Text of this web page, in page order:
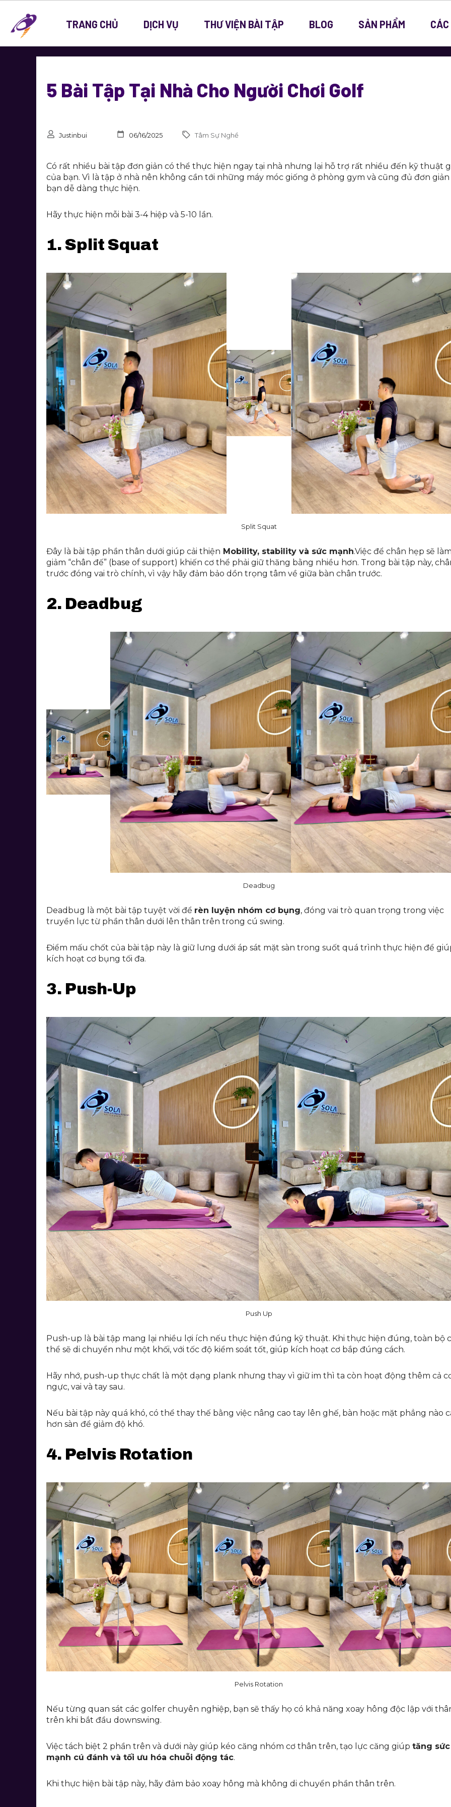
TRANG CHỦ DỊCH VỤ THƯ VIỆN BÀI TẬP BLOG SẢN PHẨM
5 Bài Tập Tại Nhà Cho Người Chơi Golf
Justinbui 06/16/2025 Tâm Sự Nghề
Có rất nhiều bài tập đơn giản có thể thực hiện ngay tại nhà nhưng lại hỗ trợ rất nhiều đến kỹ thuật
của bạn. Vì là tập ở nhà nên không cần tới những máy móc giống ở phòng gym và cũng đủ đơn
bạn dễ dàng thực hiện.
Hãy thực hiện mỗi bài 3-4 hiệp và 5-10 lần.
1. Split Squat
Split Squat
Đây là bài tập phần thân dưới giúp cải thiện Mobility, stability và sức mạnh.Việc để chân hẹp sẽ
giảm “chân đế” (base of support) khiến cơ thể phải giữ thăng bằng nhiều hơn. Trong bài tập này,
trước đóng vai trò chính, vì vậy hãy đảm bảo dồn trọng tâm về giữa bàn chân trước.
2. Deadbug
Deadbug
Deadbug là một bài tập tuyệt vời để rèn luyện nhóm cơ bụng, đóng vai trò quan trọng trong việc
truyền lực từ phần thân dưới lên thân trên trong cú swing.
Điểm mấu chốt của bài tập này là giữ lưng dưới áp sát mặt sàn trong suốt quá trình thực hiện để
kích hoạt cơ bụng tối đa.
3. Push-Up
Push Up
Push-up là bài tập mang lại nhiều lợi ích nếu thực hiện đúng kỹ thuật. Khi thực hiện đúng, toàn bộ
thể sẽ di chuyển như một khối, với tốc độ kiểm soát tốt, giúp kích hoạt cơ bắp đúng cách.
Hãy nhớ, push-up thực chất là một dạng plank nhưng thay vì giữ im thì ta còn hoạt động thêm cả
ngực, vai và tay sau.
Nếu bài tập này quá khó, có thể thay thế bằng việc nâng cao tay lên ghế, bàn hoặc mặt phẳng nào
hơn sàn để giảm độ khó.
4. Pelvis Rotation
Pelvis Rotation
Nếu từng quan sát các golfer chuyên nghiệp, bạn sẽ thấy họ có khả năng xoay hông độc lập với
trên khi bắt đầu downswing.
Việc tách biệt 2 phần trên và dưới này giúp kéo căng nhóm cơ thân trên, tạo lực căng giúp tăng sức
mạnh cú đánh và tối ưu hóa chuỗi động tác.
Khi thực hiện bài tập này, hãy đảm bảo xoay hông mà không di chuyển phần thân trên.